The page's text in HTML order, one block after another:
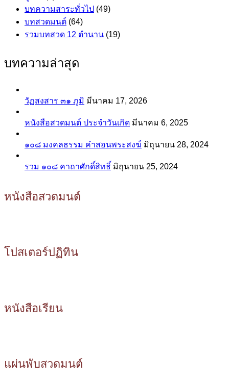
บทความสาระทั่วไป (49)
บทสวดมนต์ (64)
รวมบทสวด 12 ตำนาน (19)
บทความล่าสุด
วัฏสงสาร ๓๑ ภูมิ มีนาคม 17, 2026
หนังสือสวดมนต์ ประจำวันเกิด มีนาคม 6, 2025
๑๐๘ มงคลธรรม คำสอนพระสงฆ์ มิถุนายน 28, 2024
รวม ๑๐๘ คาถาศักดิ์สิทธิ์ มิถุนายน 25, 2024
หนังสือสวดมนต์
โปสเตอร์ปฏิทิน
หนังสือเรียน
แผ่นพับสวดมนต์